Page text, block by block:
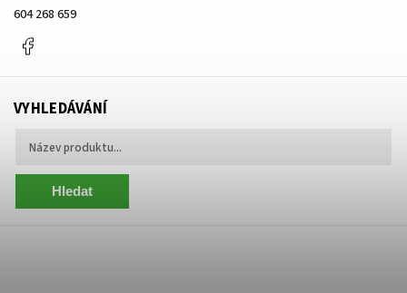
604 268 659
VYHLEDÁVÁNÍ
Hledat